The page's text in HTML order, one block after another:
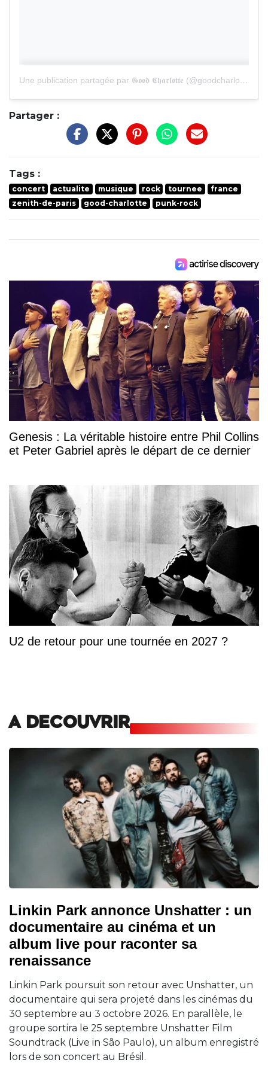
Une publication partagée par 𝕲𝖔𝖔𝖉 𝕮𝖍𝖆𝖗𝖑𝖔𝖙𝖙𝖊 (@goodcharlotteband)
Partager :
Tags :
concert actualite musique rock tournee
france
zenith-de-paris
good-charlotte punk-rock
Genesis : La véritable histoire entre Phil Collins
et Peter Gabriel après le départ de ce dernier
U2 de retour pour une tournée en 2027 ?
A DECOUVRIR
Linkin Park annonce Unshatter : un
documentaire au cinéma et un
album live pour raconter sa
renaissance
Linkin Park poursuit son retour avec Unshatter, un
documentaire qui sera projeté dans les cinémas du
30 septembre au 3 octobre 2026. En parallèle, le
groupe sortira le 25 septembre Unshatter Film
Soundtrack (Live in São Paulo), un album enregistré
lors de son concert au Brésil.